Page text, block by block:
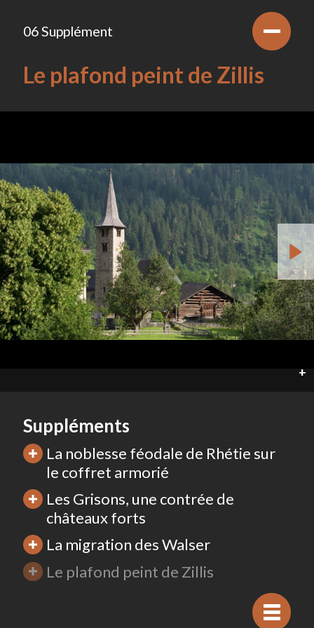
06 Supplément
Le plafond peint de Zillis
+
Suppléments
La noblesse féodale de Rhétie sur
le coffret armorié
Les Grisons, une contrée de
châteaux forts
La migration des Walser
Le plafond peint de Zillis